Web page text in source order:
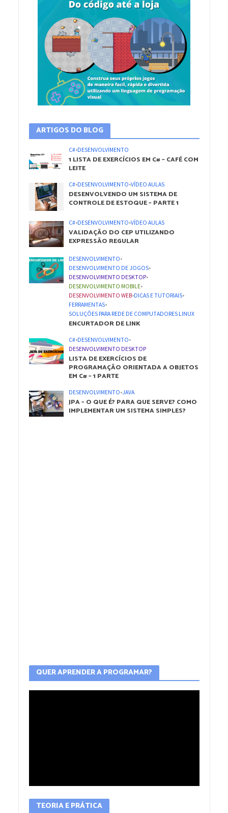
ARTIGOS DO BLOG
C#•DESENVOLVIMENTO
1 LISTA DE EXERCÍCIOS EM C# – CAFÉ COM
LEITE
C#•DESENVOLVIMENTO•VÍDEO AULAS
DESENVOLVENDO UM SISTEMA DE
CONTROLE DE ESTOQUE – PARTE 1
C#•DESENVOLVIMENTO•VÍDEO AULAS
VALIDAÇÃO DO CEP UTILIZANDO
EXPRESSÃO REGULAR
DESENVOLVIMENTO•
DESENVOLVIMENTO DE JOGOS•
DESENVOLVIMENTO DESKTOP•
DESENVOLVIMENTO MOBILE•
DESENVOLVIMENTO WEB•DICAS E TUTORIAIS•
FERRAMENTAS•
SOLUÇÕES PARA REDE DE COMPUTADORES LINUX
ENCURTADOR DE LINK
C#•DESENVOLVIMENTO•
DESENVOLVIMENTO DESKTOP
LISTA DE EXERCÍCIOS DE
PROGRAMAÇÃO ORIENTADA A OBJETOS
EM C# – 1 PARTE
DESENVOLVIMENTO•JAVA
JPA – O QUE É? PARA QUE SERVE? COMO
IMPLEMENTAR UM SISTEMA SIMPLES?
QUER APRENDER A PROGRAMAR?
TEORIA E PRÁTICA